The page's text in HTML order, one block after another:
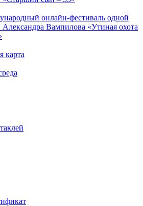
онлайн-фестиваль одной
Александра Вампилова «Утиная охота
карта